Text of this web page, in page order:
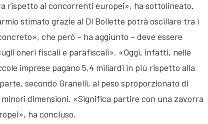
rispetto ai concorrenti europei», ha sottolineato.
stimato grazie al Dl Bollette potrà oscillare tra i
che però – ha aggiunto – deve essere
oneri fiscali e parafiscali». «Oggi, infatti, nelle
imprese pagano 5,4 miliardi in più rispetto alla
secondo Granelli, al peso sproporzionato di
dimensioni. «Significa partire con una zavorra
ha concluso.